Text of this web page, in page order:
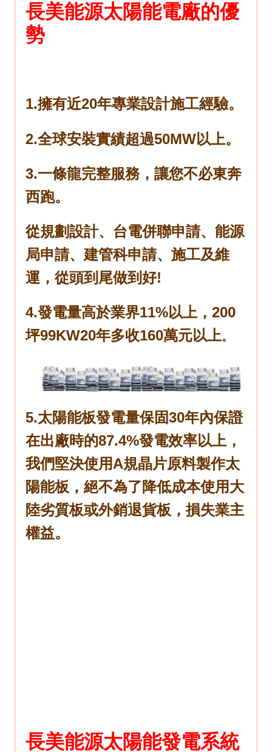
長美能源太陽能電廠的優
勢
1.擁有近20年專業設計施工經驗。
2.全球安裝實績超過50MW以上。
3.一條龍完整服務，讓您不必東奔
西跑。
從規劃設計、台電併聯申請、能源
局申請、建管科申請、施工及維
運，從頭到尾做到好!
4.發電量高於業界11%以上，200
坪99KW20年多收160萬元以上。
5.太陽能板發電量保固30年內保證
在出廠時的87.4%發電效率以上，
我們堅決使用A規晶片原料製作太
陽能板，絕不為了降低成本使用大
陸劣質板或外銷退貨板，損失業主
權益。
長美能源太陽能發電系統